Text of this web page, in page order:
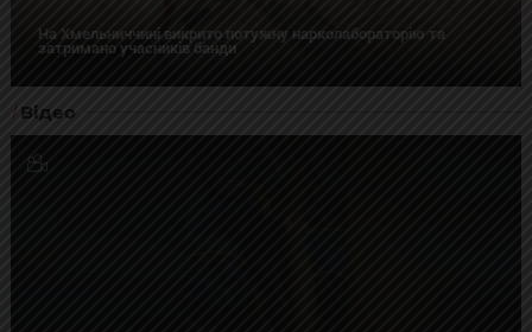
На Хмельниччині викрито потужну нарколабораторію та
затримано учасників банди
Відео